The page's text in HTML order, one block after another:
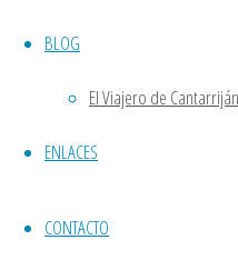
BLOG
El Viajero de Cantarriján
ENLACES
CONTACTO
Coherencia
Ortografía,